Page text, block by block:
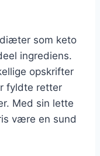
som keto
ingrediens.
opskrifter
fyldte retter
Med sin lette
være en sund